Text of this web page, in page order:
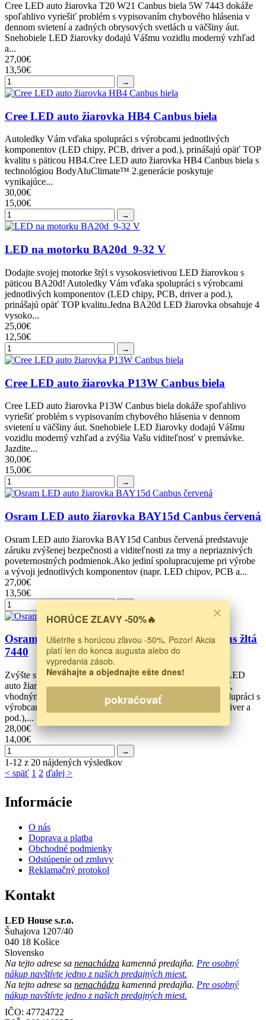
Cree LED auto žiarovka T20 W21 Canbus biela 5W 7443 dokáže
spoľahlivo vyriešiť problém s vypisovaním chybového hlásenia v
dennom svietení a zadných obrysových svetlách u väčšiny áut.
Snehobiele LED žiarovky dodajú Vášmu vozidlu moderný vzhľad
a...
27,00€
13,50€
→
Cree LED auto žiarovka HB4 Canbus biela
Autoledky Vám vďaka spolupráci s výrobcami jednotlivých
komponentov (LED chipy, PCB, driver a pod.), prinášajú opäť TOP
kvalitu s päticou HB4.Cree LED auto žiarovka HB4 Canbus biela s
technológiou BodyAluClimate™ 2.generácie poskytuje
vynikajúce...
30,00€
15,00€
→
LED na motorku BA20d 9-32 V
Dodajte svojej motorke štýl s vysokosvietivou LED žiarovkou s
päticou BA20d! Autoledky Vám vďaka spolupráci s výrobcami
jednotlivých komponentov (LED chipy, PCB, driver a pod.),
prinášajú opäť TOP kvalitu.Jedna BA20d LED žiarovka obsahuje 4
vysoko...
25,00€
12,50€
→
Cree LED auto žiarovka P13W Canbus biela
Cree LED auto žiarovka P13W Canbus biela dokáže spoľahlivo
vyriešiť problém s vypisovaním chybového hlásenia v dennom
svietení u väčšiny áut. Snehobiele LED žiarovky dodajú Vášmu
vozidlu moderný vzhľad a zvýšia Vašu viditeľnosť v premávke.
Jazdite...
30,00€
15,00€
→
Osram LED auto žiarovka BAY15d Canbus červená
Osram LED auto žiarovka BAY15d Canbus červená predstavuje
záruku zvýšenej bezpečnosti a viditeľnosti za tmy a nepriaznivých
poveternostných podmienok.Ako jediní spolupracujeme pri výrobe
a vývoji jednotlivých komponentov (napr. LED chipov, PCB a...
27,00€
13,50€
Osram LED auto žiarovka T20-W21W Canbus žltá
7440
Zvýšte svoju bezpečnosť a viditeľnosť na cestách s Osram LED
auto žiarovkou T20-W21W Canbus 7440 v žltom prevedení,
vhodnými do smerových svetiel.Autoledky Vám vďaka spolupráci s
výrobcami jednotlivých komponentov (LED chipy, PCB, driver a
pod.),...
28,00€
14,00€
→
1-12 z 20 nájdených výsledkov
< späť 1 2 ďalej >
Informácie
O nás
Doprava a platba
Obchodné podmienky
Odstúpenie od zmluvy
Reklamačný protokol
Kontakt
LED House s.r.o.
Šuhajova 1207/40
040 18 Košice
Slovensko
Na tejto adrese sa nenachádza kamenná predajňa. Pre osobný
nákup navštívte jedno z našich predajných miest.
Na tejto adrese sa nenachádza kamenná predajňa. Pre osobný
nákup navštívte jedno z našich predajných miest.
IČO: 47724722
HORÚCE ZĽAVY -50%🔥
Ušetrite s horúcou zľavou -50%. Pozor! Akcia
platí len do konca augusta alebo do
vypredania zásob.
Neváhajte a objednajte ešte dnes!
pokračovať